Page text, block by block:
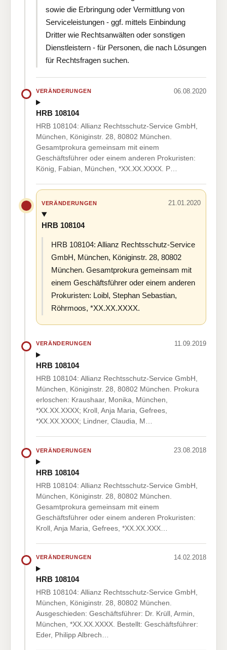
sowie die Erbringung oder Vermittlung von
Serviceleistungen - ggf. mittels Einbindung
Dritter wie Rechtsanwälten oder sonstigen
Dienstleistern - für Personen, die nach Lösungen
für Rechtsfragen suchen.
VERÄNDERUNGEN 06.08.2020
HRB 108104
HRB 108104: Allianz Rechtsschutz-Service GmbH,
München, Königinstr. 28, 80802 München.
Gesamtprokura gemeinsam mit einem
Geschäftsführer oder einem anderen Prokuristen:
König, Fabian, München, *XX.XX.XXXX. P…
VERÄNDERUNGEN 21.01.2020
HRB 108104
HRB 108104: Allianz Rechtsschutz-Service
GmbH, München, Königinstr. 28, 80802
München. Gesamtprokura gemeinsam mit
einem Geschäftsführer oder einem anderen
Prokuristen: Loibl, Stephan Sebastian,
Röhrmoos, *XX.XX.XXXX.
VERÄNDERUNGEN 11.09.2019
HRB 108104
HRB 108104: Allianz Rechtsschutz-Service GmbH,
München, Königinstr. 28, 80802 München. Prokura
erloschen: Kraushaar, Monika, München,
*XX.XX.XXXX; Kroll, Anja Maria, Gefrees,
*XX.XX.XXXX; Lindner, Claudia, M…
VERÄNDERUNGEN 23.08.2018
HRB 108104
HRB 108104: Allianz Rechtsschutz-Service GmbH,
München, Königinstr. 28, 80802 München.
Gesamtprokura gemeinsam mit einem
Geschäftsführer oder einem anderen Prokuristen:
Kroll, Anja Maria, Gefrees, *XX.XX.XXX…
VERÄNDERUNGEN 14.02.2018
HRB 108104
HRB 108104: Allianz Rechtsschutz-Service GmbH,
München, Königinstr. 28, 80802 München.
Ausgeschieden: Geschäftsführer: Dr. Krüll, Armin,
München, *XX.XX.XXXX. Bestellt: Geschäftsführer:
Eder, Philipp Albrech…